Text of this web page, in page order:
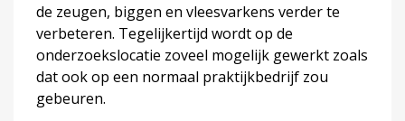
de zeugen, biggen en vleesvarkens verder te
verbeteren. Tegelijkertijd wordt op de
onderzoekslocatie zoveel mogelijk gewerkt zoals
dat ook op een normaal praktijkbedrijf zou
gebeuren.